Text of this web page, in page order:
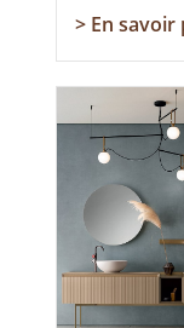
> En savoir